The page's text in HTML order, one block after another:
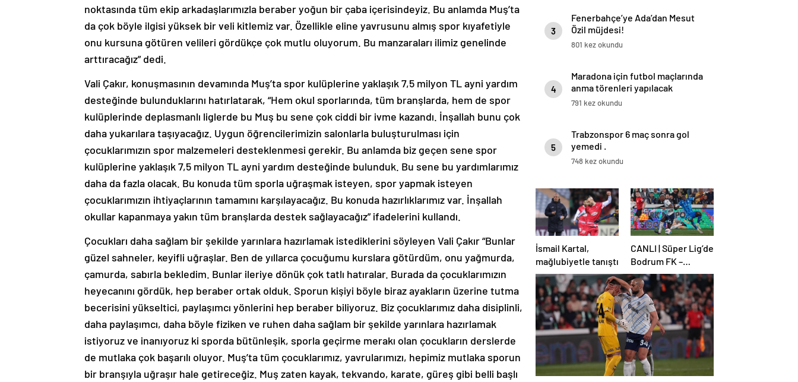
noktasında tüm ekip arkadaşlarımızla beraber yoğun bir çaba içerisindeyiz. Bu anlamda Muş’ta
da çok böyle ilgisi yüksek bir veli kitlemiz var. Özellikle eline yavrusunu almış spor kıyafetiyle
onu kursuna götüren velileri gördükçe çok mutlu oluyorum. Bu manzaraları ilimiz genelinde
arttıracağız” dedi.
Vali Çakır, konuşmasının devamında Muş’ta spor kulüplerine yaklaşık 7,5 milyon TL ayni yardım
desteğinde bulunduklarını hatırlatarak, “Hem okul sporlarında, tüm branşlarda, hem de spor
kulüplerinde deplasmanlı liglerde bu Muş bu sene çok ciddi bir ivme kazandı. İnşallah bunu çok
daha yukarılara taşıyacağız. Uygun öğrencilerimizin salonlarla buluşturulması için
çocuklarımızın spor malzemeleri desteklenmesi gerekir. Bu anlamda biz geçen sene spor
kulüplerine yaklaşık 7,5 milyon TL ayni yardım desteğinde bulunduk. Bu sene bu yardımlarımız
daha da fazla olacak. Bu konuda tüm sporla uğraşmak isteyen, spor yapmak isteyen
çocuklarımızın ihtiyaçlarının tamamını karşılayacağız. Bu konuda hazırlıklarımız var. İnşallah
okullar kapanmaya yakın tüm branşlarda destek sağlayacağız” ifadelerini kullandı.
Çocukları daha sağlam bir şekilde yarınlara hazırlamak istediklerini söyleyen Vali Çakır “Bunlar
güzel sahneler, keyifli uğraşlar. Ben de yıllarca çocuğumu kurslara götürdüm, onu yağmurda,
çamurda, sabırla bekledim. Bunlar ileriye dönük çok tatlı hatıralar. Burada da çocuklarımızın
heyecanını gördük, hep beraber ortak olduk. Sporun kişiyi böyle biraz ayakların üzerine tutma
becerisini yükseltici, paylaşımcı yönlerini hep beraber biliyoruz. Biz çocuklarımız daha disiplinli,
daha paylaşımcı, daha böyle fiziken ve ruhen daha sağlam bir şekilde yarınlara hazırlamak
istiyoruz ve inanıyoruz ki sporda bütünleşik, sporla geçirme merakı olan çocukların derslerde
de mutlaka çok başarılı oluyor. Muş’ta tüm çocuklarımız, yavrularımızı, hepimiz mutlaka sporun
bir branşıyla uğraşır hale getireceğiz. Muş zaten kayak, tekvando, karate, güreş gibi belli başlı
3
Fenerbahçe’ye Ada’dan Mesut
Özil müjdesi!
801 kez okundu
4
Maradona için futbol maçlarında
anma törenleri yapılacak
791 kez okundu
5
Trabzonspor 6 maç sonra gol
yemedi .
748 kez okundu
İsmail Kartal,
mağlubiyetle tanıştı
CANLI | Süper Lig’de
Bodrum FK –
Fenerbahçe maçı!